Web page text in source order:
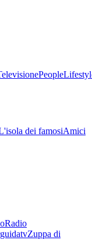
People
dei famosiAmici
Radio
Zuppa di